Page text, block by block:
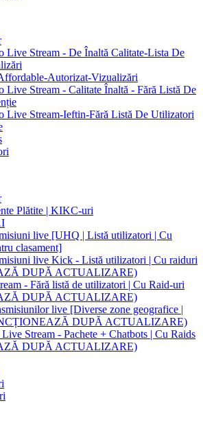
Live Stream - De Înaltă Calitate-Lista De
Autorizat-Vizualizări
Live Stream - Calitate Înaltă - Fără Listă De
Live Stream-Ieftin-Fără Listă De Utilizatori
Plătite | KIKC-uri
live [UHQ | Listă utilizatori | Cu
clasament]
live Kick - Listă utilizatori | Cu raiduri
DUPĂ ACTUALIZARE)
- Fără listă de utilizatori | Cu Raid-uri
DUPĂ ACTUALIZARE)
live [Diverse zone geografice |
DUPĂ ACTUALIZARE)
Stream - Pachete + Chatbots | Cu Raids
DUPĂ ACTUALIZARE)